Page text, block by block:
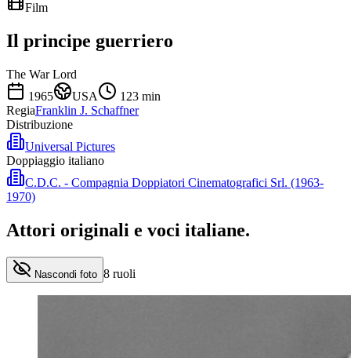
Film
Il principe guerriero
The War Lord
1965
USA 123 min
RegiaFranklin J. Schaffner
Distribuzione
Universal Pictures
Doppiaggio italiano
C.D.C. - Compagnia Doppiatori Cinematografici Srl. (1963-
1970)
Attori originali e voci italiane.
Nascondi foto 8 ruoli